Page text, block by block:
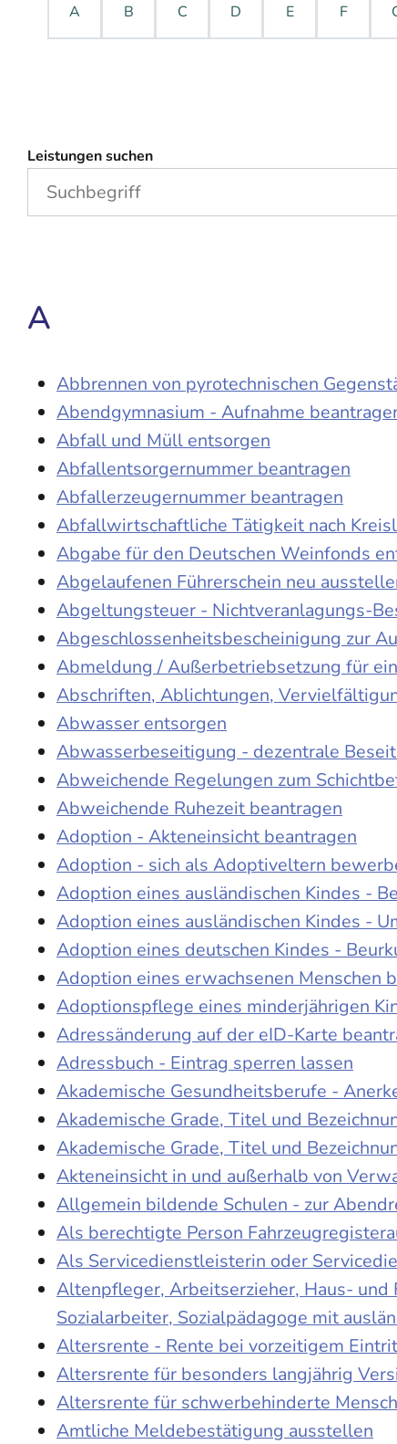
A B C D E F
Leistungen suchen
A
Abbrennen von pyrotechnischen
Abendgymnasium - Aufnahme
Abfall und Müll entsorgen
Abfallentsorgernummer beantragen
Abfallerzeugernummer beantragen
Abfallwirtschaftliche Tätigkeit nach
Abgabe für den Deutschen Weinfonds
Abgelaufenen Führerschein neu
Abgeltungsteuer - Nichtveranlagungs-
Abgeschlossenheitsbescheinigung zur
Abmeldung / Außerbetriebsetzung für
Abschriften, Ablichtungen,
Abwasser entsorgen
Abwasserbeseitigung - dezentrale
Abweichende Regelungen zum
Abweichende Ruhezeit beantragen
Adoption - Akteneinsicht beantragen
Adoption - sich als Adoptiveltern
Adoption eines ausländischen Kindes -
Adoption eines ausländischen Kindes -
Adoption eines deutschen Kindes -
Adoption eines erwachsenen Menschen
Adoptionspflege eines minderjährigen
Adressänderung auf der eID-Karte
Adressbuch - Eintrag sperren lassen
Akademische Gesundheitsberufe -
Akademische Grade, Titel und
Akademische Grade, Titel und
Akteneinsicht in und außerhalb von
Allgemein bildende Schulen - zur
Als berechtigte Person
Als Servicedienstleisterin oder
Altenpfleger, Arbeitserzieher, Haus-
Sozialarbeiter, Sozialpädagoge mit
Altersrente - Rente bei vorzeitigem
Altersrente für besonders langjährig
Altersrente für schwerbehinderte
Amtliche Meldebestätigung ausstellen